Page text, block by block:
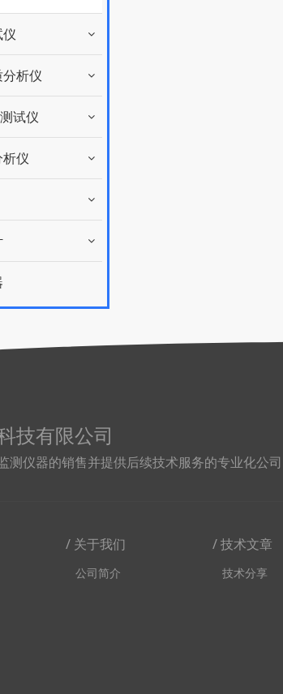
析仪
试仪
仪
技有限公司
测仪器的销售并提供后续技术服务的专业化公司
/ 关于我们
公司简介
/ 技术文章
技术分享